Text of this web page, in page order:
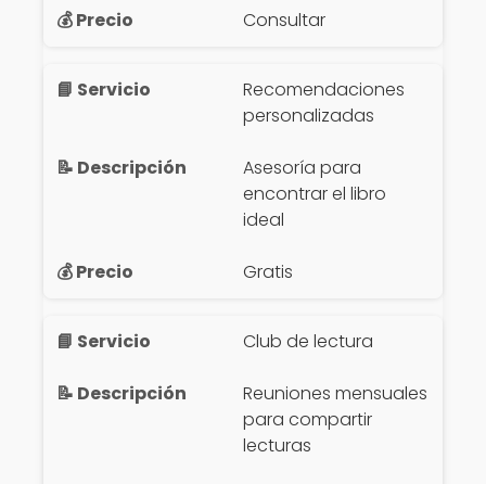
Consultar
Recomendaciones
personalizadas
Asesoría para
encontrar el libro
ideal
Gratis
Club de lectura
Reuniones mensuales
para compartir
lecturas